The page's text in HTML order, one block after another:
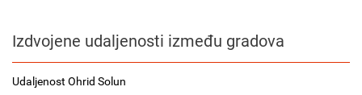
Izdvojene udaljenosti između gradova
Udaljenost Ohrid Solun